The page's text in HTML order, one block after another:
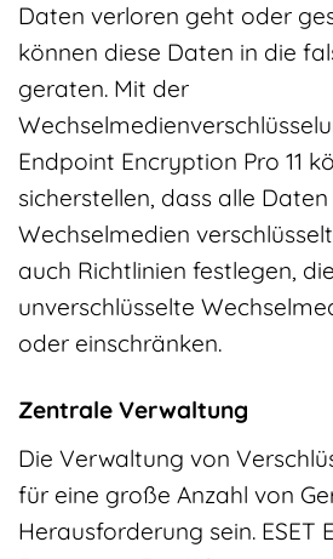
Daten verloren geht oder
können diese Daten in die
geraten. Mit der
Endpoint Encryption Pro 11
sicherstellen, dass alle
Wechselmedien
auch Richtlinien festlegen,
unverschlüsselte
oder einschränken.
Zentrale Verwaltung
Die Verwaltung von
für eine große Anzahl von
Herausforderung sein. ESET